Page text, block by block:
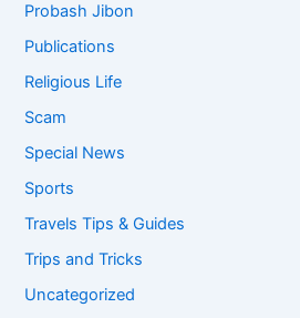
Probash Jibon
Publications
Religious Life
Scam
Special News
Sports
Travels Tips & Guides
Trips and Tricks
Uncategorized